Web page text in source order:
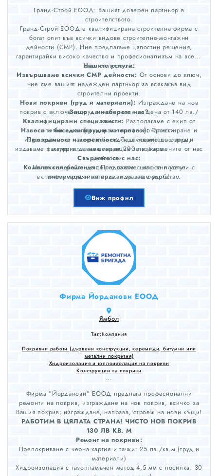
Гранд-Строй ЕООД: Вашият доверен партньор в
строителството.
Гранд-Строй ЕООД е квалифицирана строителна фирма с
богат опит във всички видове строително-монтажни
дейности (СМР). Ние предлагаме цялостни решения,
гарантирайки високо качество и професионализъм на всеки
етап от проекта.
Нашите услуги:
Извършваме всички СМР дейности: От основи до ключ,
ние сме вашият надежден партньор за всякакъв вид
строителни проекти.
Нови покриви (труд и материали): Изграждане на нов
покрив с включени труд и материали на цена от 140 лв./
кв.м.
Навеси и беседки (труд и материали):Проектиране и
изграждане на навеси и беседки, включително труд и
материали, на цена от 200 лв./кв.м.
Защо да изберете нас?
Квалифицирани специалисти: Разполагаме с екип от
опитни и квалифицирани професионалисти.
Прозрачност и коректност:Подписваме договори,
издаваме фактури и даваме гаранция за извършените от нас
дейности.
Комплексни решения:Предлагаме цялостни услуги с
включени труд и материали за ваше удобство.
Свържете се с нас:
Не се колебайте да се свържете с нас за повече
информация или индивидуална оферта!
Виж профил
Фирма Йорданови ЕООД
Ямбол
Тип:Компания
Покривни работи (дървени конструкции, керемиди, битумни или
метални покрития)
Хидроизолация и топлоизолация на покриви
Конструкции за покриви
...
Фирма ”Йорданови” ЕООД предлага професионални
ремонти на покрив, изграждане на нов покрив, всичко за
Вашия покрив; изграждане, направа, строеж на нови къщи!
РАБОТИМ В ЦЯЛАТА СТРАНА! ЧИСТО НОВ ПОКРИВ
130 ЛВ КВ. М
Ремонт на покриви:
Препокриване с черна хартия и тачки: 25 лв./кв.м (труд и
материали)
Хидроизолация с газопламъчен метод 4,5 мм с посипка: 30